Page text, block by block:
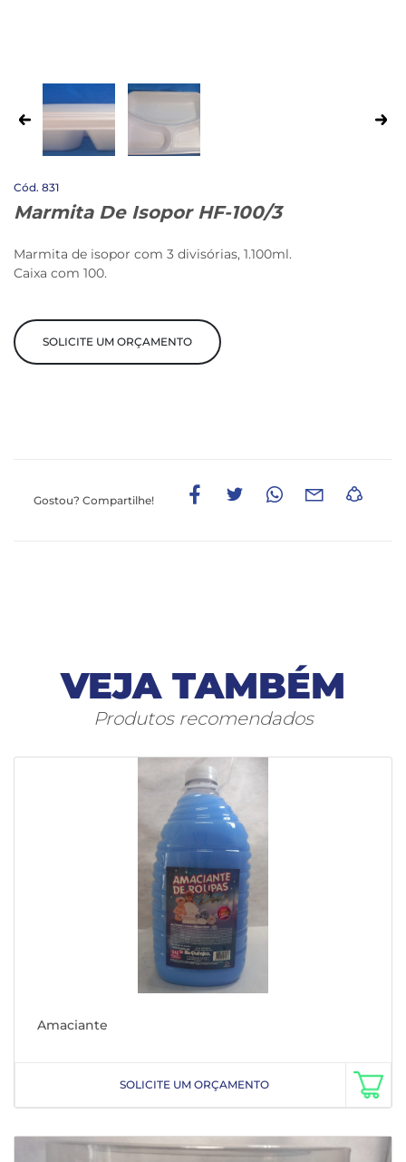
831
Marmita De Isopor HF-100/3
Marmita de isopor com 3 divisórias, 1.100ml.
Caixa com 100.
SOLICITE UM ORÇAMENTO
Gostou? Compartilhe!
VEJA TAMBÉM
Produtos recomendados
Amaciante
SOLICITE UM ORÇAMENTO